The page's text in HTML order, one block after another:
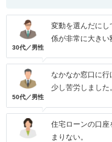
30代／男性
変動を選んだにし
係が非常に大きい
50代／男性
なかなか窓口に行
少し苦労しました。
住宅ローンの口座
まりない。